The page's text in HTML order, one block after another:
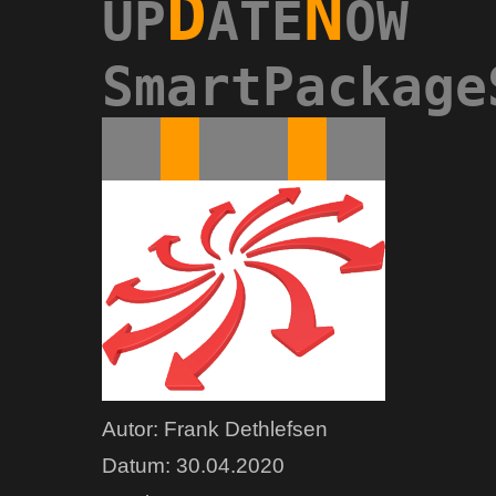
UP DATE N OW
Autor: Frank Dethlefsen
Datum: 30.04.2020